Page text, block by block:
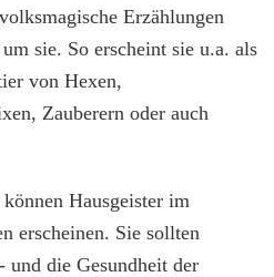
Erzählungen
sie. So erscheint sie u.a. als
von Hexen,
Zauberern oder auch
Hausgeister im
erscheinen. Sie sollten
und die Gesundheit der